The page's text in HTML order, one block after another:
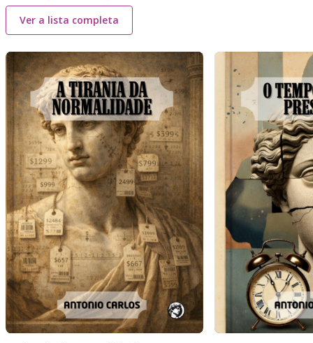
Ver a lista completa